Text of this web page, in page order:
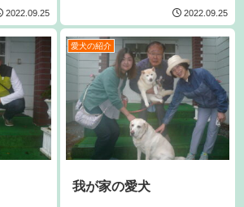
2022.09.25 2022.09.25
愛犬の紹介
我が家の愛犬